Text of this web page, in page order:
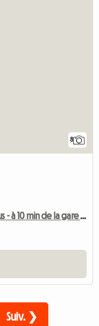
8
Chambre meublée, propre et calme - Athus - à 10 min de la gare de Rodange
Suiv. ❯